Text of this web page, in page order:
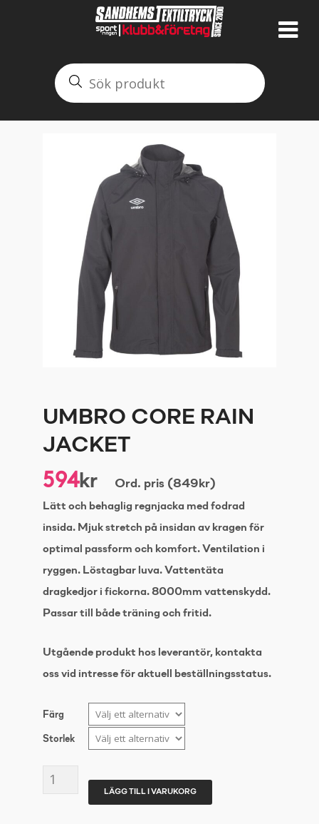
UMBRO CORE RAIN
JACKET
594kr Ord. pris (849kr)
Lätt och behaglig regnjacka med fodrad
insida. Mjuk stretch på insidan av kragen för
optimal passform och komfort. Ventilation i
ryggen. Löstagbar luva. Vattentäta
dragkedjor i fickorna. 8000mm vattenskydd.
Passar till både träning och fritid.
Utgående produkt hos leverantör, kontakta
oss vid intresse för aktuell beställningsstatus.
Färg
Storlek
UMBRO
LÄGG TILL I VARUKORG